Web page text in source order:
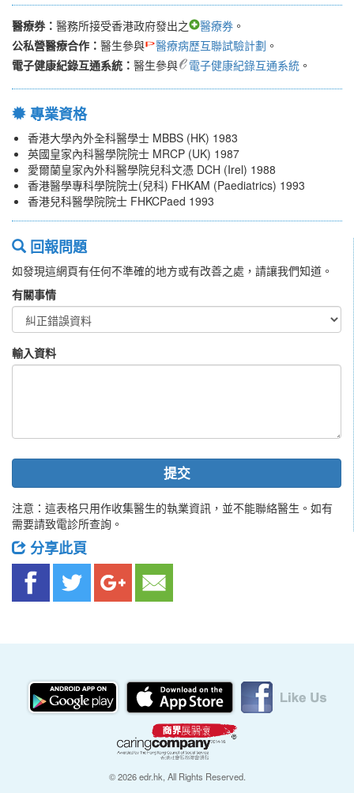
醫療券： 醫務所接受香港政府發出之 醫療券 。
公私營醫療合作： 醫生參與 醫療病歷互聯試驗計劃 。
電子健康紀錄互通系統： 醫生參與 電子健康紀錄互通系統 。
專業資格
香港大學內外全科醫學士 MBBS (HK) 1983
英國皇家內科醫學院院士 MRCP (UK) 1987
愛爾蘭皇家內外科醫學院兒科文憑 DCH (Irel) 1988
香港醫學專科學院院士(兒科) FHKAM (Paediatrics) 1993
香港兒科醫學院院士 FHKCPaed 1993
回報問題
如發現這網頁有任何不準確的地方或有改善之處，請讓我們知道。
有關事情
輸入資料
提交
注意：這表格只用作收集醫生的執業資訊，並不能聯絡醫生。如有
需要請致電診所查詢。
分享此頁
© 2026 edr.hk, All Rights Reserved.